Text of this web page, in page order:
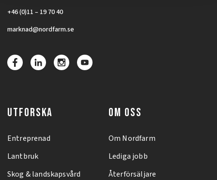
+46 (0)11 – 19 70 40
marknad@nordfarm.se
UTFORSKA
Entreprenad
Lantbruk
Skog & landskapsvård
OM OSS
Om Nordfarm
Lediga jobb
Återförsäljare